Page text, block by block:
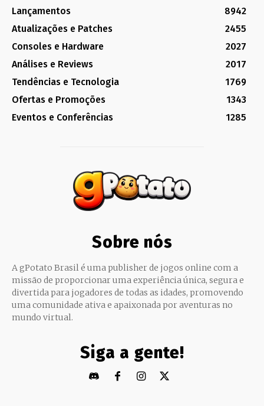
Lançamentos
8942
Atualizações e Patches
2455
Consoles e Hardware
2027
Análises e Reviews
2017
Tendências e Tecnologia
1769
Ofertas e Promoções
1343
Eventos e Conferências
1285
Sobre nós
A gPotato Brasil é uma publisher de jogos online com a
missão de proporcionar uma experiência única, segura e
divertida para jogadores de todas as idades, promovendo
uma comunidade ativa e apaixonada por aventuras no
mundo virtual.
Siga a gente!